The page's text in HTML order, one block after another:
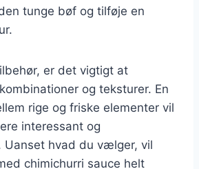
tunge bøf og tilføje en
er det vigtigt at
og teksturer. En
rige og friske elementer vil
interessant og
Uanset hvad du vælger, vil
chimichurri sauce helt